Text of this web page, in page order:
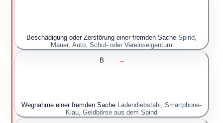
Beschädigung oder Zerstörung einer fremden Sache Spind,
Mauer, Auto, Schul- oder Vereinseigentum
B →
Wegnahme einer fremden Sache
Ladendiebstahl, Smartphone-
Klau, Geldbörse aus dem Spind